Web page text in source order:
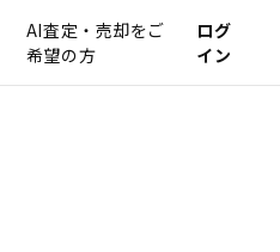
AI査定・売却をご
希望の方
ログ
イン